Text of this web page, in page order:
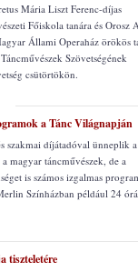
Mária Liszt Ferenc-díjas
Főiskola tanára és Orosz
Állami Operaház örökös
Szövetségének
csütörtökön.
a Tánc Világnapján
szakmai díjátadóval ünneplik
magyar táncművészek, de a
is számos izgalmas
Színházban például 24
tiszteletére